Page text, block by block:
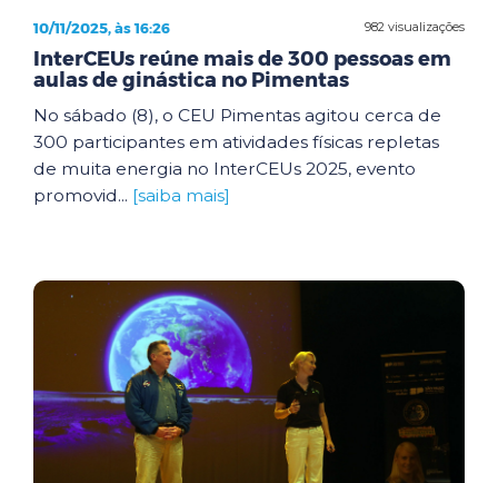
982 visualizações
10/11/2025, às 16:26
InterCEUs reúne mais de 300 pessoas em
aulas de ginástica no Pimentas
No sábado (8), o CEU Pimentas agitou cerca de
300 participantes em atividades físicas repletas
de muita energia no InterCEUs 2025, evento
promovid... [saiba mais]